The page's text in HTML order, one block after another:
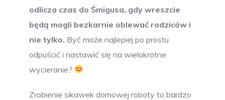
odlicza czas do Śmigusa, gdy wreszcie
będą mogli bezkarnie oblewać rodziców i
nie tylko. Być może najlepiej po prostu
odpuścić i nastawić się na wielokrotne
wycieranie?
Zrobienie sikawek domowej roboty to bardzo